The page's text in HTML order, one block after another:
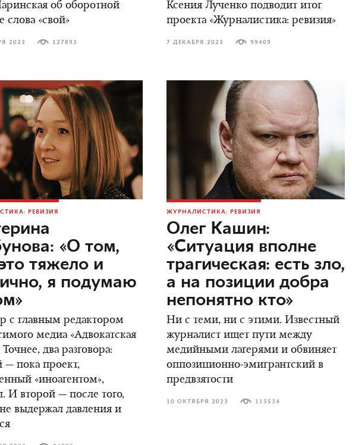
об оборотной
слова «свой»
2023 127893
Ксения Лученко подводит итог
проекта «Журналистика: ревизия»
7 ДЕКАБРЯ 2023 99409
РЕВИЗИЯ
«О том,
тяжело и
я подумаю
с главным редактором
медиа «Адвокатская
Точнее, два разговора:
— пока проект,
«иноагентом»,
И второй — после того,
выдержал давления и
ЖУРНАЛИСТИКА: РЕВИЗИЯ
Олег Кашин:
«Ситуация вполне
трагическая: есть зло,
а на позиции добра
непонятно кто»
Ни с теми, ни с этими. Известный
журналист ищет пути между
медийными лагерями и обвиняет
оппозиционно-эмигрантский в
предвзятости
10 ОКТЯБРЯ 2023 113534